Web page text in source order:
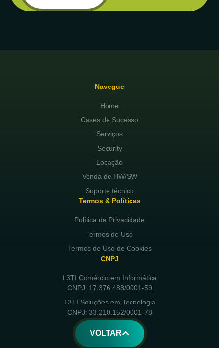
Navegue
Home
Cases de Sucesso
Serviços
Security
Locação
Venda de HW/SW
Suporte técnico
Termos & Políticas
Política de Privacidade
Termos de Uso
Termos de Uso de Cookies
CNPJ
L3TI Comércio em Informática
CNPJ: 17.376.488/0001-59
L3TI Soluções em Tecnologia
CNPJ: 33.210.152/0001-78
VOLTAR